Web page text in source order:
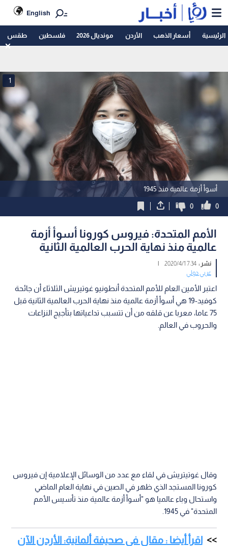
English
الرئيسية أسعار الذهب الأردن مونديال 2026 فلسطين طقس
أسوأ أزمة عالمية منذ 1945
1
0
0
الأمم المتحدة: فيروس كورونا أسوأ أزمة
عالمية منذ نهاية الحرب العالمية الثانية
نشر :7:34 2020/4/1
|
عربي دولي
اعتبر الأمين العام للأمم المتحدة أنطونيو غوتيريش الثلاثاء أن جائحة
كوفيد-19 هي أسوأ أزمة عالمية منذ نهاية الحرب العالمية الثانية قبل
75 عاما، معربا عن قلقه من أن تتسبب تداعياتها بتأجيج النزاعات
والحروب في العالم.
وقال غوتيتريش في لقاء مع عدد من الوسائل الإعلامية إن فيروس
كورونا المستجد الذي ظهر في الصين في نهاية العام الماضي
واستحال وباء عالميا هو "أسوأ أزمة عالمية منذ تأسيس الأمم
المتحدة" في 1945.
اقرأ أيضا : مقال في صحيفة ألمانية: الأردن الآن